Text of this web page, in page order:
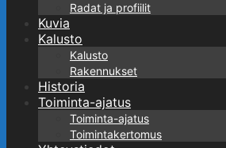
Radat ja profiilit
Kuvia
Kalusto
Kalusto
Rakennukset
Historia
Toiminta-ajatus
Toiminta-ajatus
Toimintakertomus